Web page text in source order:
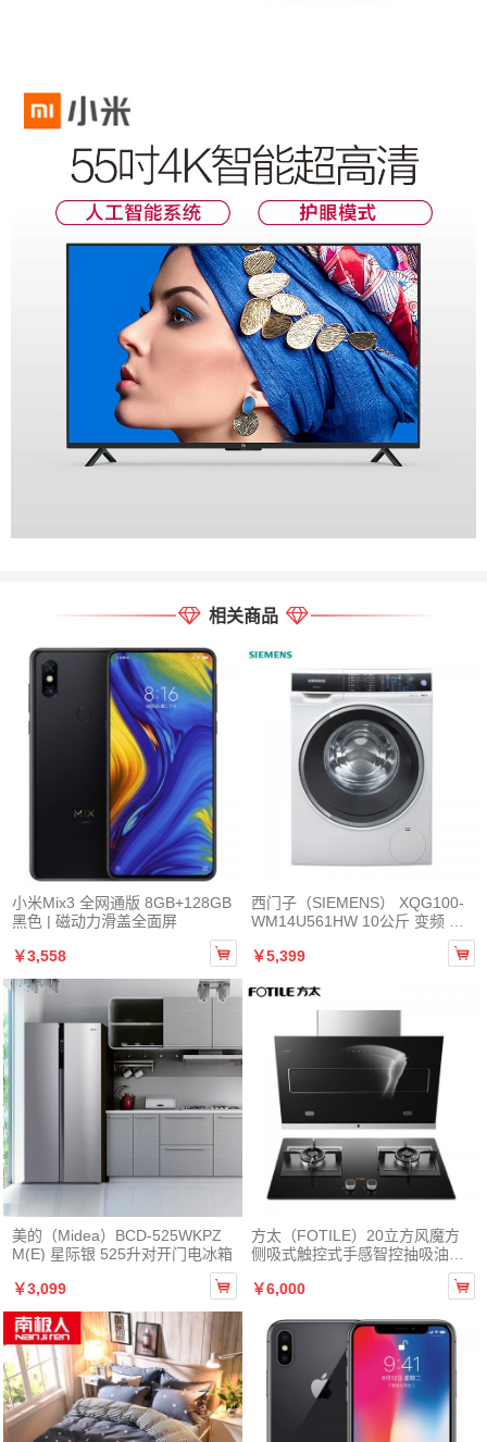
相关商品
小米Mix3 全网通版 8GB+128GB
黑色 | 磁动力滑盖全面屏
￥3,558

西门子（SIEMENS） XQG100-
WM14U561HW 10公斤 变频 一
￥5,399

美的（Midea）BCD-525WKPZ
M(E) 星际银 525升对开门电冰箱
￥3,099

方太（FOTILE）20立方风魔方
侧吸式触控式手感智控抽吸油烟
机燃气灶烟灶套餐JQD2T+HC8B
E
￥6,000 